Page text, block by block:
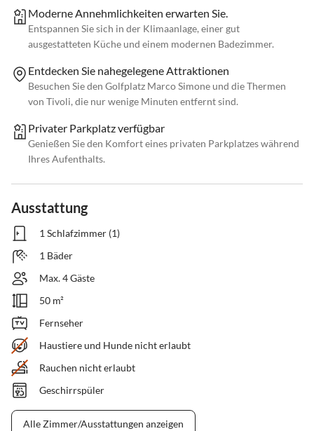
Moderne Annehmlichkeiten erwarten Sie.
Entspannen Sie sich in der Klimaanlage, einer gut
ausgestatteten Küche und einem modernen Badezimmer.
Entdecken Sie nahegelegene Attraktionen
Besuchen Sie den Golfplatz Marco Simone und die Thermen
von Tivoli, die nur wenige Minuten entfernt sind.
Privater Parkplatz verfügbar
Genießen Sie den Komfort eines privaten Parkplatzes während
Ihres Aufenthalts.
Ausstattung
1 Schlafzimmer (1)
1 Bäder
Max. 4 Gäste
50 m²
Fernseher
Haustiere und Hunde nicht erlaubt
Rauchen nicht erlaubt
Geschirrspüler
Alle Zimmer/Ausstattungen anzeigen